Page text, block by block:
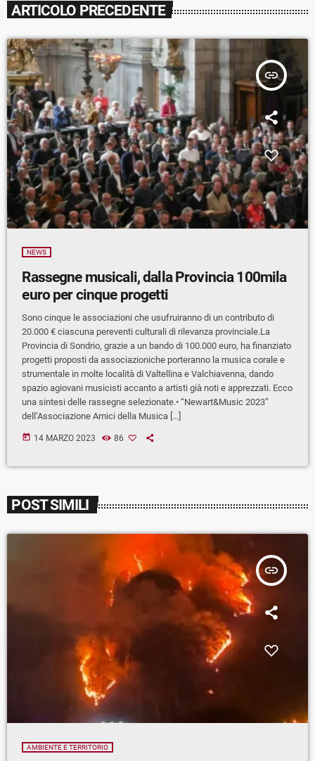
ARTICOLO PRECEDENTE
insert_link
NEWS
Rassegne musicali, dalla Provincia 100mila
euro per cinque progetti
Sono cinque le associazioni che usufruiranno di un contributo di
20.000 € ciascuna pereventi culturali di rilevanza provinciale.La
Provincia di Sondrio, grazie a un bando di 100.000 euro, ha finanziato
progetti proposti da associazioniche porteranno la musica corale e
strumentale in molte località di Valtellina e Valchiavenna, dando
spazio agiovani musicisti accanto a artisti già noti e apprezzati. Ecco
una sintesi delle rassegne selezionate.• “Newart&Music 2023”
dell’Associazione Amici della Musica […]
today 14 MARZO 2023 86
POST SIMILI
insert_link
AMBIENTE E TERRITORIO